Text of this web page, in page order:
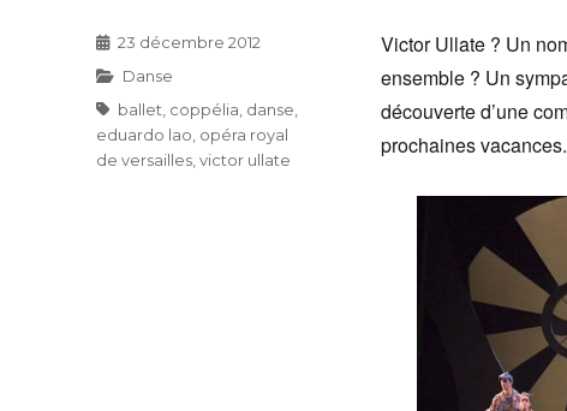
Victor Ullate ? Un
ensemble ? Un
découverte d’une
prochaines vacances.
Publié
le
23 décembre 2012
Catégories
Danse
Étiquettes
ballet, coppélia, danse,
eduardo lao, opéra royal
de versailles,victor ullate